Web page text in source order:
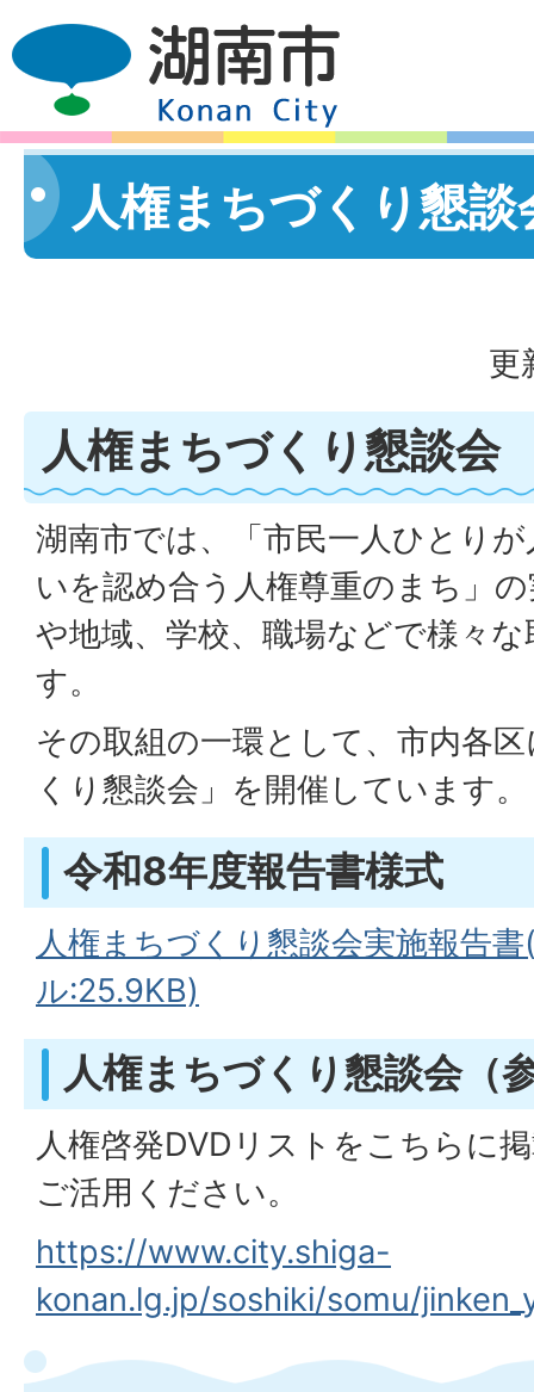
人権まちづくり懇談
更
人権まちづくり懇談会
湖南市では、「市民一人ひとり
いを認め合う人権尊重のまち」
や地域、学校、職場などで様々
す。
その取組の一環として、市内各
くり懇談会」を開催しています。
令和8年度報告書様式
人権まちづくり懇談会実施報告
ル:25.9KB)
人権まちづくり懇談会（
人権啓発DVDリストをこちらに
ご活用ください。
https://www.city.shiga-
konan.lg.jp/soshiki/somu/